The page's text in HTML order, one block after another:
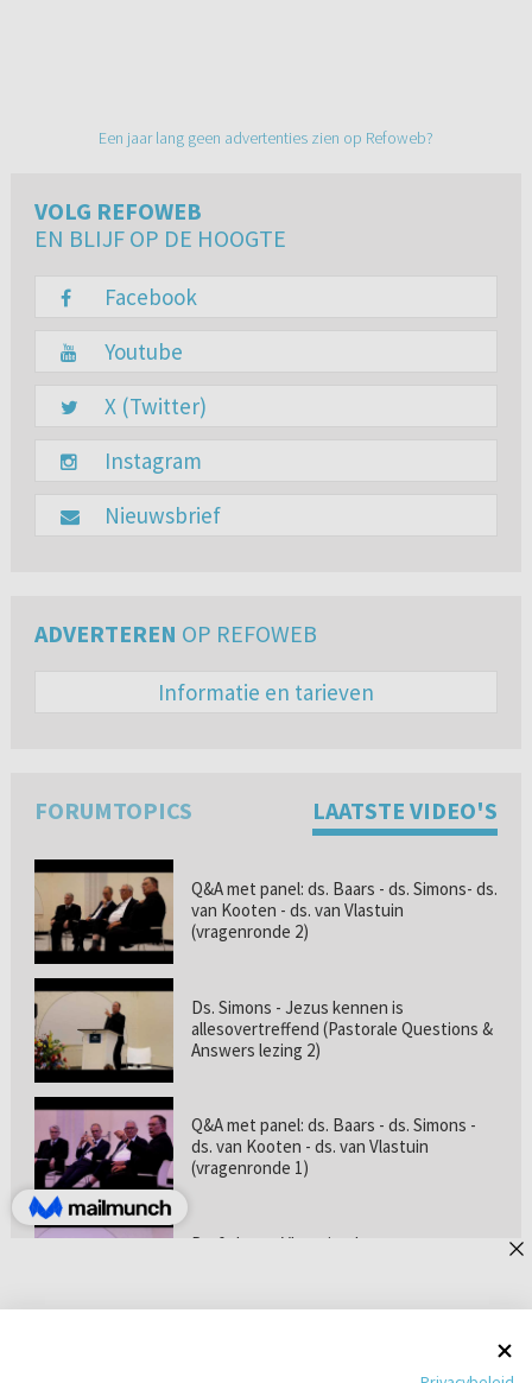
Een jaar lang geen advertenties zien op Refoweb?
VOLG REFOWEB
EN BLIJF OP DE HOOGTE
Facebook
Youtube
X (Twitter)
Instagram
Nieuwsbrief
ADVERTEREN OP REFOWEB
Informatie en tarieven
FORUMTOPICS LAATSTE VIDEO'S
Q&A met panel: ds. Baars - ds. Simons- ds.
van Kooten - ds. van Vlastuin
(vragenronde 2)
Ds. Simons - Jezus kennen is
allesovertreffend (Pastorale Questions &
Answers lezing 2)
Q&A met panel: ds. Baars - ds. Simons -
ds. van Kooten - ds. van Vlastuin
(vragenronde 1)
Prof. dr. van Vlastuin - Is